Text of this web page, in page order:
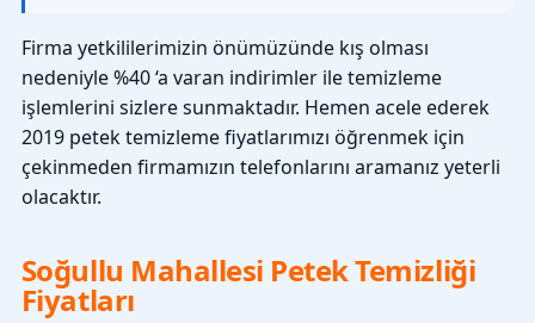
Firma yetkililerimizin önümüzünde kış olması
nedeniyle %40 ‘a varan indirimler ile temizleme
işlemlerini sizlere sunmaktadır. Hemen acele ederek
2019 petek temizleme fiyatlarımızı öğrenmek için
çekinmeden firmamızın telefonlarını aramanız yeterli
olacaktır.
Soğullu Mahallesi Petek Temizliği
Fiyatları